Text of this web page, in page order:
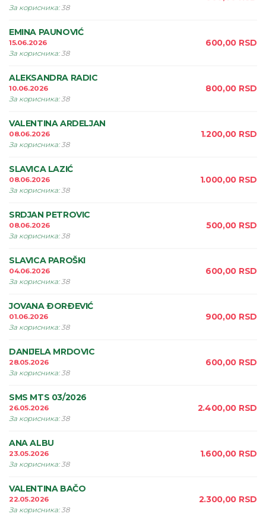
За корисника:38
EMINA PAUNOVIĆ
15.06.2026
За корисника:38
600,00 RSD
ALEKSANDRA RADIC
10.06.2026
За корисника:38
800,00 RSD
VALENTINA ARDELJAN
08.06.2026
За корисника:38
1.200,00 RSD
SLAVICA LAZIĆ
08.06.2026
За корисника:38
1.000,00 RSD
SRDJAN PETROVIC
08.06.2026
За корисника:38
500,00 RSD
SLAVICA PAROŠKI
04.06.2026
За корисника:38
600,00 RSD
JOVANA ÐORÐEVIĆ
01.06.2026
За корисника:38
900,00 RSD
DANIJELA MRDOVIC
28.05.2026
За корисника:38
600,00 RSD
SMS MTS 03/2026
26.05.2026
За корисника:38
2.400,00 RSD
ANA ALBU
23.05.2026
За корисника:38
1.600,00 RSD
VALENTINA BAČO
22.05.2026
За корисника:38
2.300,00 RSD